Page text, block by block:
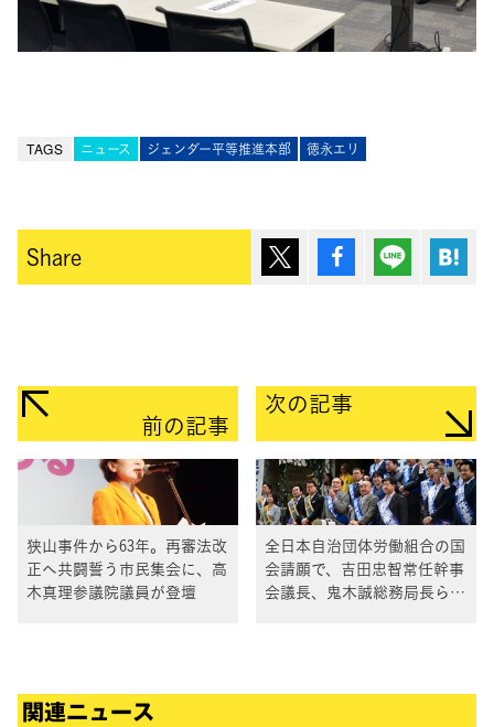
TAGS ニュース ジェンダー平等推進本部 徳永エリ
Share ポスト シェア Lineで送
前の記事
狭山事件から63年。再審法改
正へ共闘誓う市民集会に、高
木真理参議院議員が登壇
次の記事
全日本自治団体労働組合の国
会請願で、吉田忠智常任幹事
会議長、鬼木誠総務局長らが
関連ニュース